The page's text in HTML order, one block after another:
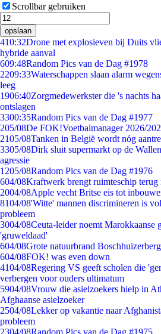
Scrollbar gebruiken
opslaan
410:32Drone met explosieven bij Duits
hybride aanval
609:48Random Pics van de Dag #1978
2209:33Waterschappen slaan alarm
leeg
1906:40Zorgmedewerkster die 's nachts
ontslagen
3300:35Random Pics van de Dag #1977
205/08De FOK!Voetbalmanager 2026/
2105/08Tanken in België wordt nóg
3305/08Dirk sluit supermarkt op de
agressie
1205/08Random Pics van de Dag #1976
604/08Kraftwerk brengt ruimteschip terug
2004/08Apple vecht Britse eis tot
8104/08'Witte' mannen discrimineren is
probleem
3004/08Ceuta-leider noemt Marokkaanse
'gruweldaad'
604/08Grote natuurbrand
604/08FOK! was even down
4104/08Regering VS geeft scholen die
verbergen voor ouders ultimatum
5904/08Vrouw die asielzoekers hielp in
Afghaanse asielzoeker
2504/08Lekker op vakantie naar
probleem
2304/08Random Pics van de Dag #1975